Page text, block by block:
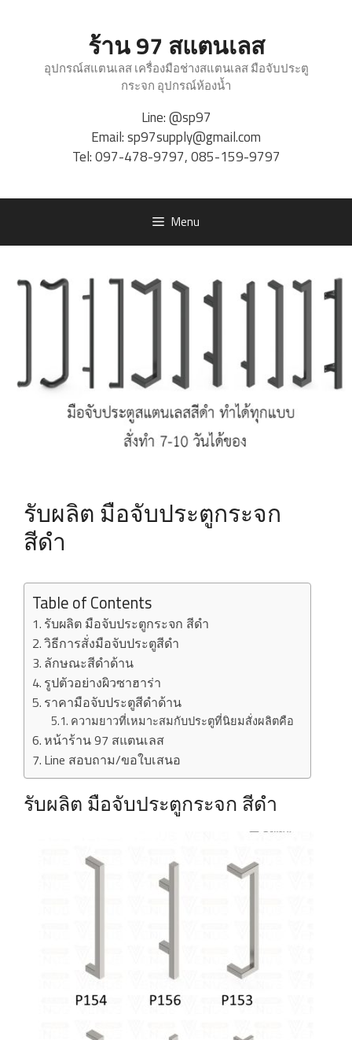
ร้าน 97 สแตนเลส
อุปกรณ์สแตนเลส เครื่องมือช่างสแตนเลส มือจับประตู
กระจก อุปกรณ์ห้องน้ำ
Line:@sp97
Email:sp97supply@gmail.com
Tel:097-478-9797,085-159-9797
Menu
รับผลิต มือจับประตูกระจก
สีดำ
Table of Contents
รับผลิต มือจับประตูกระจก สีดำ
วิธีการสั่งมือจับประตูสีดำ
ลักษณะสีดำด้าน
รูปตัวอย่างผิวซาฮาร่า
ราคามือจับประตูสีดำด้าน
ความยาวที่เหมาะสมกับประตูที่นิยมสั่งผลิตคือ
หน้าร้าน 97 สแตนเลส
Line สอบถาม/ขอใบเสนอ
รับผลิต มือจับประตูกระจก สีดำ